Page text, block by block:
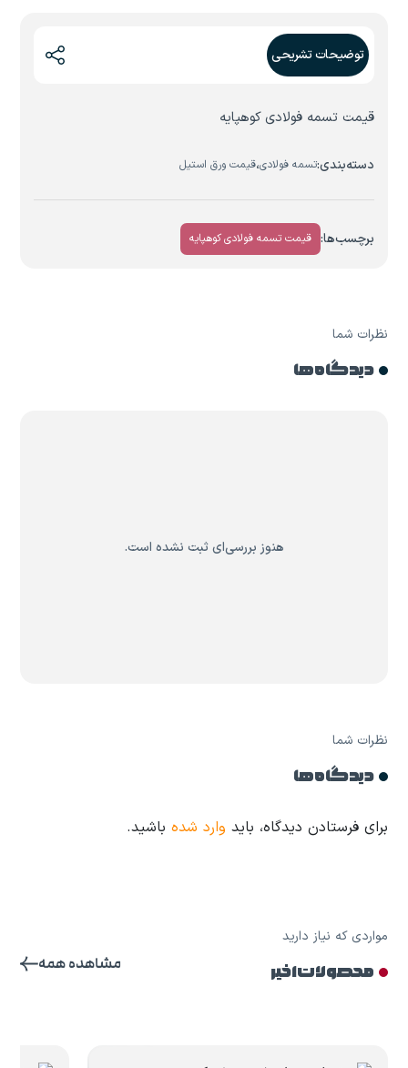
توضیحات تشریحی
قیمت تسمه فولادی کوهپایه
دسته‌بندی:تسمه فولادی،قیمت ورق استیل
برچسب‌ها: قیمت تسمه فولادی کوهپایه
نظرات شما
دیدگاه ها
هنوز بررسی‌ای ثبت نشده است.
نظرات شما
دیدگاه ها
برای فرستادن دیدگاه، باید وارد شده باشید.
مواردی که نیاز دارید
محصولات اخیر مشاهده همه